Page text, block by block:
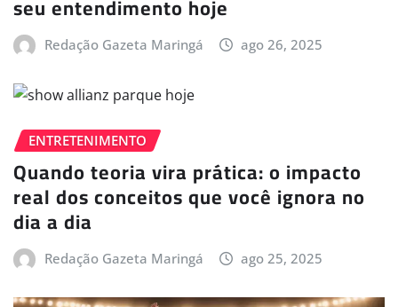
seu entendimento hoje
Redação Gazeta Maringá ago 26, 2025
ENTRETENIMENTO
Quando teoria vira prática: o impacto
real dos conceitos que você ignora no
dia a dia
Redação Gazeta Maringá ago 25, 2025